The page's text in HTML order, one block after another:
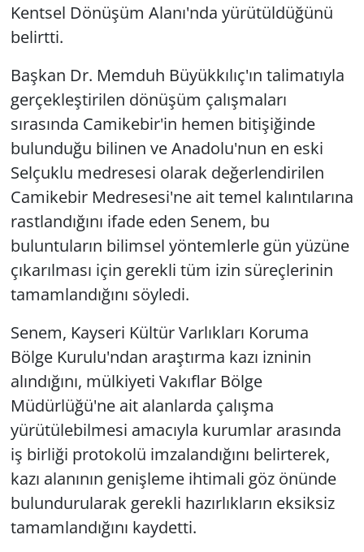
Kentsel Dönüşüm Alanı'nda yürütüldüğünü
belirtti.
Başkan Dr. Memduh Büyükkılıç'ın talimatıyla
gerçekleştirilen dönüşüm çalışmaları
sırasında Camikebir'in hemen bitişiğinde
bulunduğu bilinen ve Anadolu'nun en eski
Selçuklu medresesi olarak değerlendirilen
Camikebir Medresesi'ne ait temel kalıntılarına
rastlandığını ifade eden Senem, bu
buluntuların bilimsel yöntemlerle gün yüzüne
çıkarılması için gerekli tüm izin süreçlerinin
tamamlandığını söyledi.
Senem, Kayseri Kültür Varlıkları Koruma
Bölge Kurulu'ndan araştırma kazı izninin
alındığını, mülkiyeti Vakıflar Bölge
Müdürlüğü'ne ait alanlarda çalışma
yürütülebilmesi amacıyla kurumlar arasında
iş birliği protokolü imzalandığını belirterek,
kazı alanının genişleme ihtimali göz önünde
bulundurularak gerekli hazırlıkların eksiksiz
tamamlandığını kaydetti.